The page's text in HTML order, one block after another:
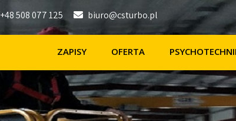
+48 508 077 125 biuro@csturbo.pl
ZAPISY OFERTA